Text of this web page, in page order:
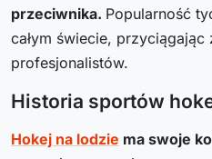
przeciwnika. Popularność
całym świecie,
profesjonalistów.
Historia sportów
Hokej na lodzie ma swoje